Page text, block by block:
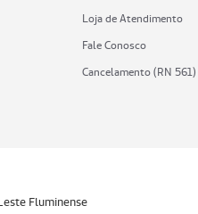
Loja de Atendimento
Fale Conosco
Cancelamento (RN 561)
Fluminense